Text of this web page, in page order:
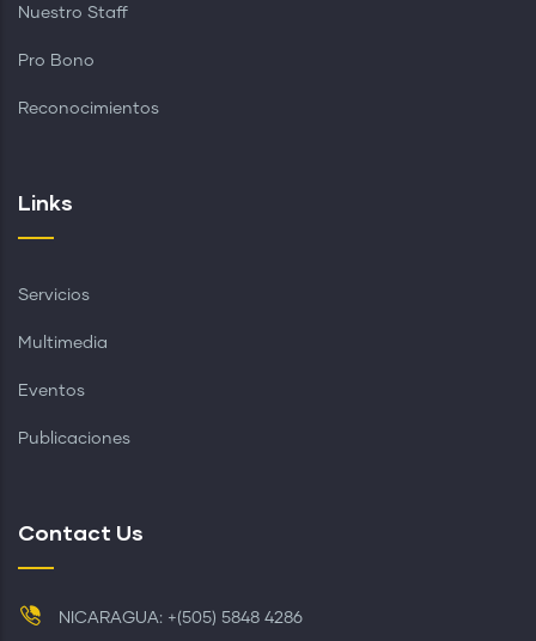
Nuestro Staff
Pro Bono
Reconocimientos
Links
Servicios
Multimedia
Eventos
Publicaciones
Contact Us
NICARAGUA: +(505) 5848 4286